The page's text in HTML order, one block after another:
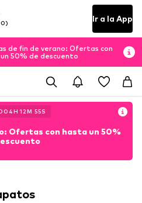
Ir a la App
de fin de verano: Ofertas con
50% de descuento
04H 12M 54S
Ofertas con hasta un 50%